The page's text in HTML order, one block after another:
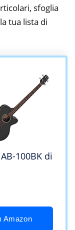
sfoglia
tua lista di
100BK di
Amazon